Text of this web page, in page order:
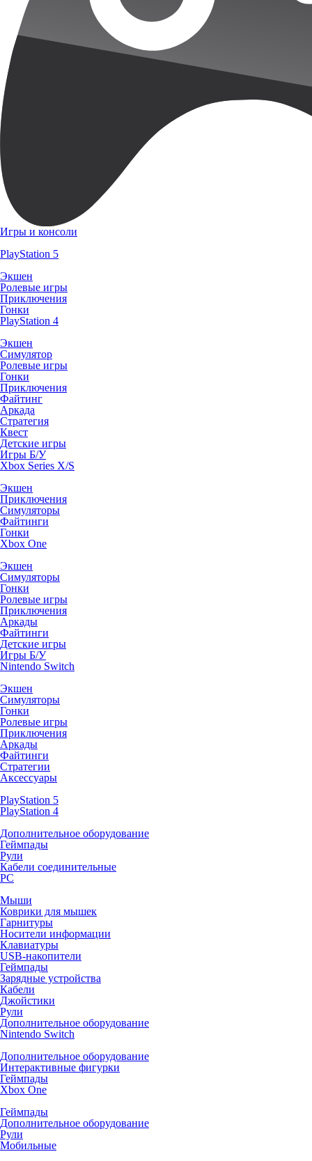
Игры и консоли
PlayStation 5
Экшен
Ролевые игры
Приключения
Гонки
PlayStation 4
Экшен
Симулятор
Ролевые игры
Гонки
Приключения
Файтинг
Аркада
Стратегия
Квест
Детские игры
Игры Б/У
Xbox Series X/S
Экшен
Приключения
Симуляторы
Файтинги
Гонки
Xbox One
Экшен
Симуляторы
Гонки
Ролевые игры
Приключения
Аркады
Файтинги
Детские игры
Игры Б/У
Nintendo Switch
Экшен
Симуляторы
Гонки
Ролевые игры
Приключения
Аркады
Файтинги
Стратегии
Аксессуары
PlayStation 5
PlayStation 4
Дополнительное оборудование
Геймпады
Рули
Кабели соединительные
PC
Мыши
Коврики для мышек
Гарнитуры
Носители информации
Клавиатуры
USB-накопители
Геймпады
Зарядные устройства
Кабели
Джойстики
Рули
Дополнительное оборудование
Nintendo Switch
Дополнительное оборудование
Интерактивные фигурки
Геймпады
Xbox One
Геймпады
Дополнительное оборудование
Рули
Мобильные